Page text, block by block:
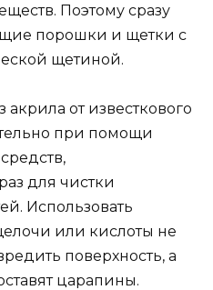
Поэтому сразу
порошки и щетки с
щетиной.
от известкового
при помощи
для чистки
Использовать
или кислоты не
поверхность, а
царапины.